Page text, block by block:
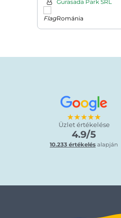
Gurasada Park SRL
Románia
★★★★★
Üzlet értékelése
4.9/5
10.233 értékelés alapján